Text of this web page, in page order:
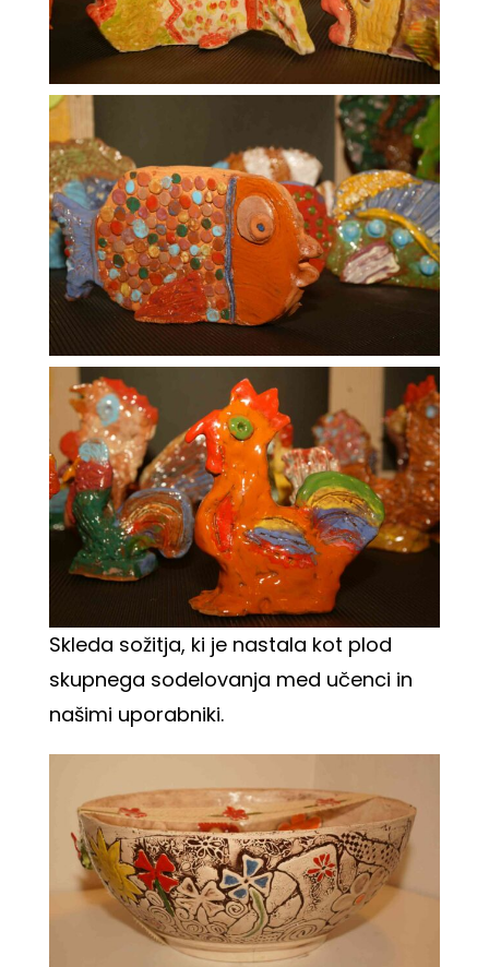
Skleda sožitja, ki je nastala kot plod
skupnega sodelovanja med učenci in
našimi uporabniki.